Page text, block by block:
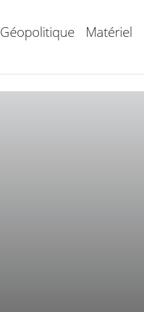
Géopolitique Matériel